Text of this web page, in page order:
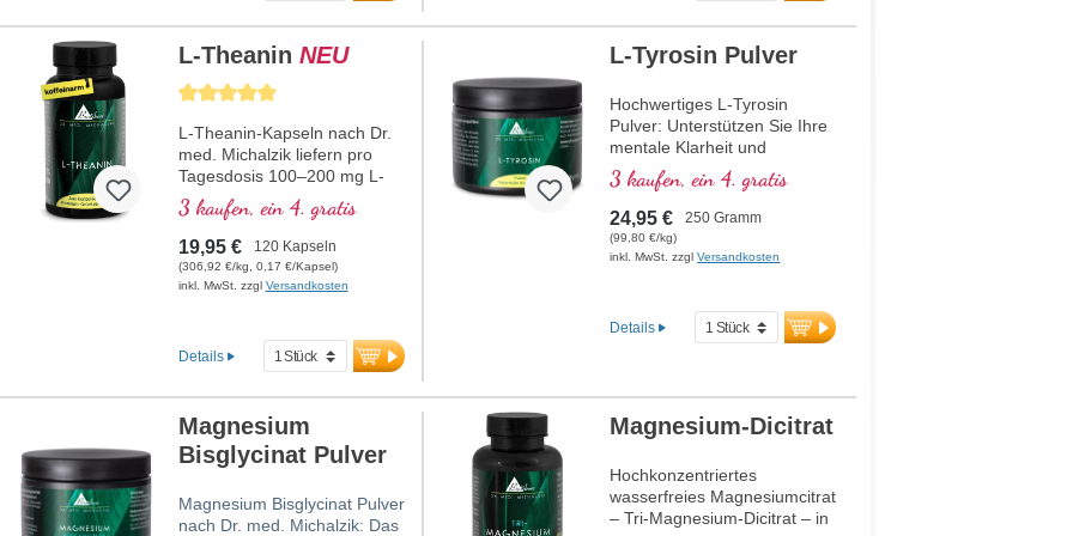
Nahrungsergänzungsmittel
Hergestellt in Deutschland
Ohne Zusätze, vegan
Verpackung aus HDPE,
Hormonsystem und bei der
Signalübertragung in
Nervenzellen. Unsere vegane
Rezeptur enthält
ausschließlich hochwertigen
Rohstoff natürlichen
Ursprungs – ohne Zusätze,
laborgeprüft und
mehr Informationen zu
Inositol
Durchschnittliche Bewertung von 5 von 5 Sternen
L-Theanin NEU
L-Theanin-Kapseln nach Dr.
med. Michalzik liefern pro
Tagesdosis 100–200 mg L-
Theanin aus hochwertigem,
koffeinarmem Grüntee-
Extrakt und enthalten
zusätzlich Magnesium in
organisch gebundener Form
sinensis) wird in Asien seit
Jahrhunderten geschätzt und
zeichnet sich durch seinen
Gehalt an L-Theanin aus –
einer natürlichen Aminosäure,
die ausschließlich in dieser
Premium-Grüntee-Extrakt
wird besonders schonend
3 kaufen, ein 4. gratis
19,95 € 120 Kapseln
(306,92 €/kg, 0,17 €/Kapsel)
inkl. MwSt. zzgl Versandkosten
Details
L-Tyrosin Pulver
Hochwertiges L-Tyrosin
Pulver: Unterstützen Sie Ihre
mentale Klarheit und
Konzentration mit dieser
reinen, veganen Aminosäure.
L-Tyrosin ist entscheidend für
die Bildung von
Neurotransmittern und ideal
Einfach löslich und
geschmacksneutral – perfekt
über 20 Jahren Erfahrung in
Nahrungsergänzungsmittel-
Herstellung.
3 kaufen, ein 4. gratis
24,95 € 250 Gramm
(99,80 €/kg)
inkl. MwSt. zzglVersandkosten
Details
Magnesium
Bisglycinat Pulver
Magnesium Bisglycinat Pulver
nach Dr. med. Michalzik: Das
Magnesium-Dicitrat
Hochkonzentriertes
wasserfreies Magnesiumcitrat
– Tri-Magnesium-Dicitrat – in